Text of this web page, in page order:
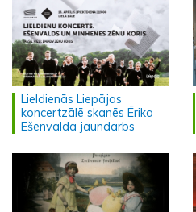
Lieldienās Liepājas
koncertzālē skanēs Ērika
Ešenvalda jaundarbs